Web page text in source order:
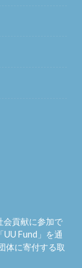
会貢献に参加で
UU Fund 」を通
体に寄付する取